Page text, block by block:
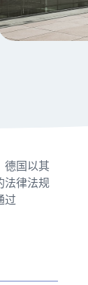
德国以其
法律法规
过